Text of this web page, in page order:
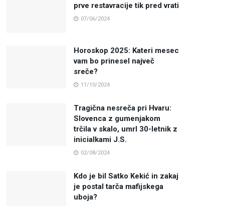
prve restavracije tik pred vrati
07/06/2024
Horoskop 2025: Kateri mesec
vam bo prinesel največ
sreče?
11/10/2024
Tragična nesreča pri Hvaru:
Slovenca z gumenjakom
trčila v skalo, umrl 30-letnik z
inicialkami J.S.
02/08/2024
Kdo je bil Satko Kekić in zakaj
je postal tarča mafijskega
uboja?